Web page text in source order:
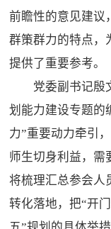
前瞻性的意见建议
群策群力的特点，
提供了重要参考。
党委副书记殷
划能力建设专题的
力”重要动力牵引
师生切身利益，需
将梳理汇总参会人
转化落地，把“开